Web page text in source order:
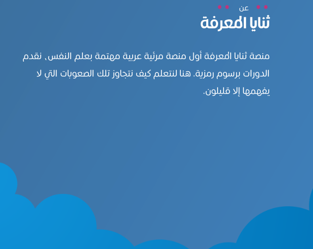
عن
ثنايا المعرفة
منصة ثنايا المعرفة أول منصة مرئية عربية مهتمة بعلم النفس، نقدم
الدورات برسوم رمزية. هنا لنتعلم كيف نتجاوز تلك الصعوبات التي لا
يفهمها إلا قليلون.